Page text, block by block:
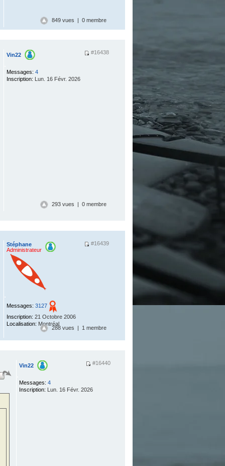
849 vues | 0 membre
#16438
Vin22
Messages: 4
Inscription: Lun. 16 Févr. 2026
293 vues | 0 membre
#16439
Stéphane
Administrateur
.
Messages: 3127
Inscription: 21 Octobre 2006
Localisation: Montréal
288 vues | 1 membre
#16440
Vin22
Messages: 4
Inscription: Lun. 16 Févr. 2026